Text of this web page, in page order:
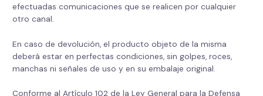
efectuadas comunicaciones que se realicen por cualquier
otro canal.
En caso de devolución, el producto objeto de la misma
deberá estar en perfectas condiciones, sin golpes, roces,
manchas ni señales de uso y en su embalaje original.
Conforme al Artículo 102 de la Ley General para la Defensa